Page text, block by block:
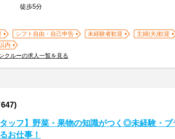
徒歩5分
シフト自由・自己申告 未経験者歓迎
主婦(夫)歓迎
内
クルーの求人一覧を見る
647)
タッフ】野菜・果物の知識がつく◎未経験・ブ
お仕事！